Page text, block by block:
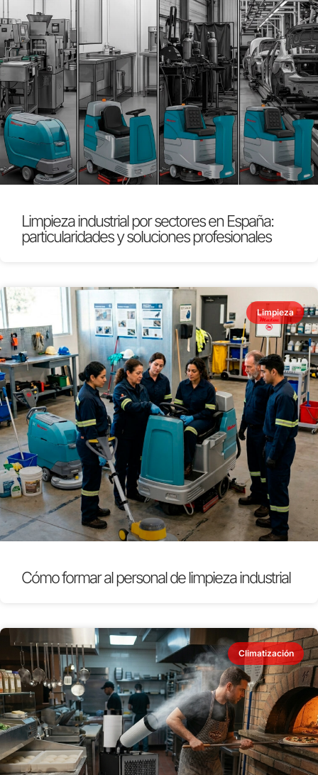
Limpieza industrial por sectores en España:
particularidades y soluciones profesionales
Limpieza
Cómo formar al personal de limpieza industrial
Climatización